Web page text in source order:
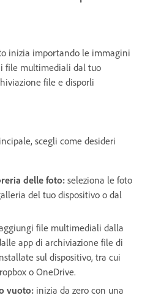
inizia importando le immagini
file multimediali dal tuo
file e disporli
scegli come desideri
delle foto: seleziona le foto
del tuo dispositivo o dal
file multimediali dalla
app di archiviazione file di
sul dispositivo, tra cui
o OneDrive.
vuoto: inizia da zero con una